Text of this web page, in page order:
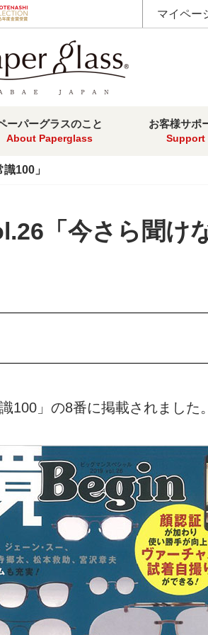
マイペー
ーパーグラスのこと
About Paperglass
お客様サポ
Support
100」
「今さら聞け
100」の8番に掲載されました